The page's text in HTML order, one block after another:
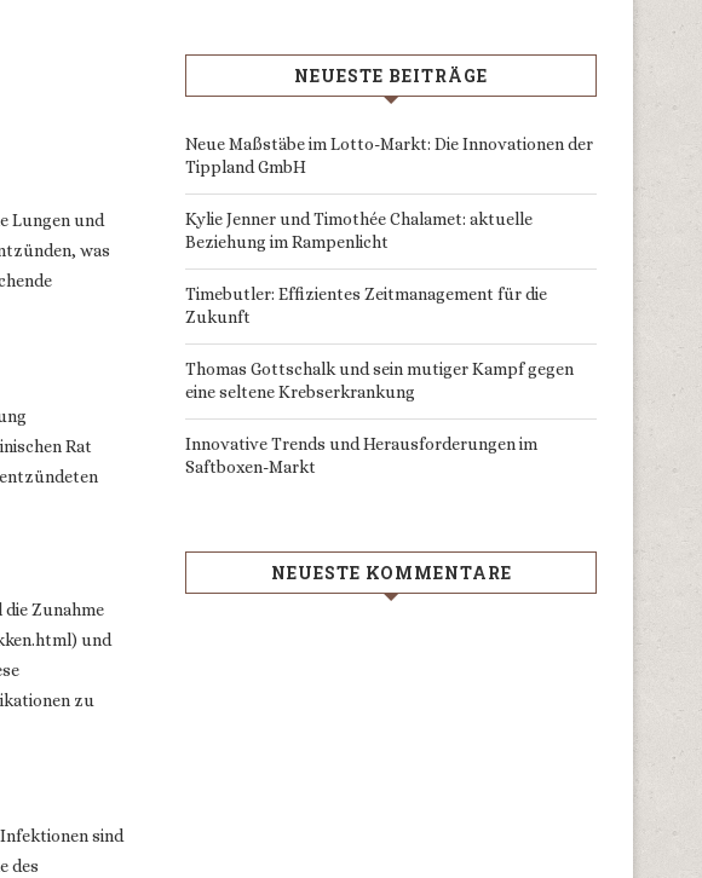
Lungen und
was
Rat
Zunahme
und
zu
sind
des
NEUESTE BEITRÄGE
Neue Maßstäbe im Lotto-Markt: Die Innovationen der
Tippland GmbH
Kylie Jenner und Timothée Chalamet: aktuelle
Beziehung im Rampenlicht
Timebutler: Effizientes Zeitmanagement für die
Zukunft
Thomas Gottschalk und sein mutiger Kampf gegen
eine seltene Krebserkrankung
Innovative Trends und Herausforderungen im
Saftboxen-Markt
NEUESTE KOMMENTARE